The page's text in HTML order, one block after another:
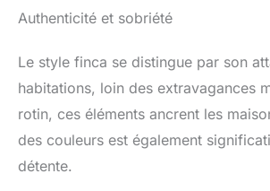
Authenticité et sobriété
Le style finca se distingue par son
habitations, loin des extravagances
rotin, ces éléments ancrent les
des couleurs est également
détente.